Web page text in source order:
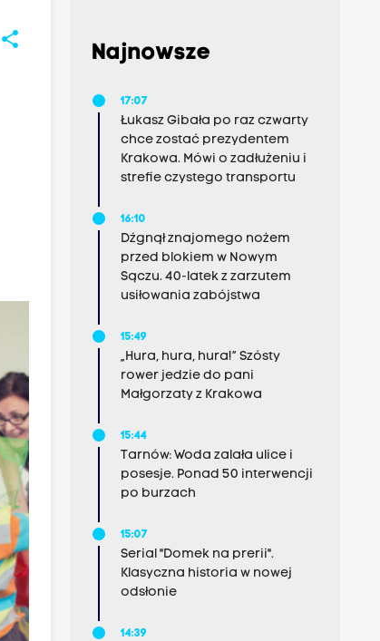
share
Najnowsze
17:07
Łukasz Gibała po raz czwarty
chce zostać prezydentem
Krakowa. Mówi o zadłużeniu i
strefie czystego transportu
16:10
Dźgnął znajomego nożem
przed blokiem w Nowym
Sączu. 40-latek z zarzutem
usiłowania zabójstwa
15:49
„Hura, hura, hura!” Szósty
rower jedzie do pani
Małgorzaty z Krakowa
15:44
Tarnów: Woda zalała ulice i
posesje. Ponad 50 interwencji
po burzach
15:07
Serial "Domek na prerii".
Klasyczna historia w nowej
odsłonie
14:39